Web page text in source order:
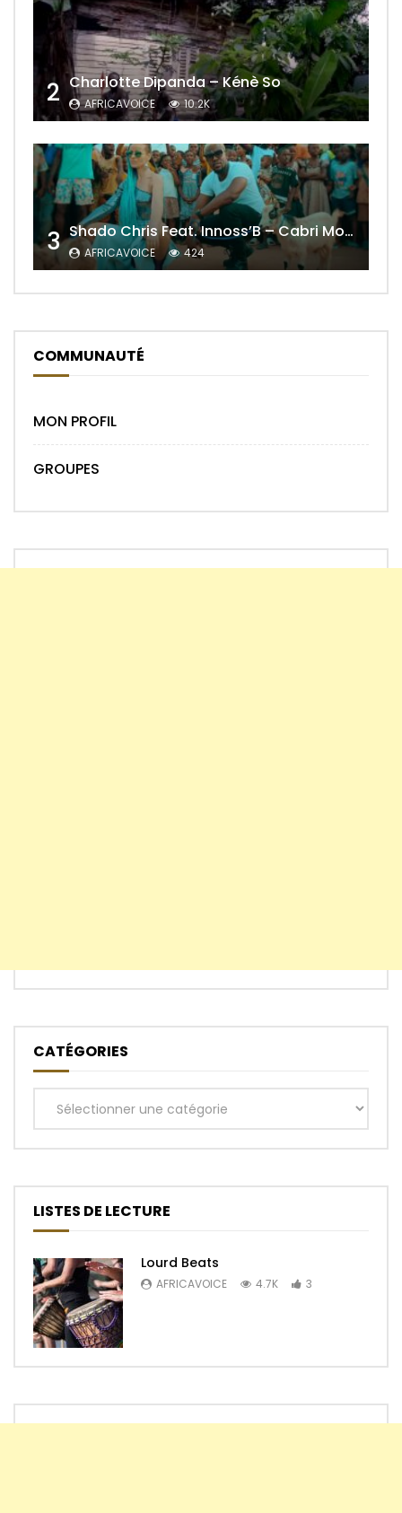
2 Charlotte Dipanda – Kénè So
AFRICAVOICE 10.2K
3 Shado Chris Feat. Innoss’B – Cabri Mort (Remix)
AFRICAVOICE 424
COMMUNAUTÉ
MON PROFIL
GROUPES
CATÉGORIES
Catégories
LISTES DE LECTURE
Lourd Beats
AFRICAVOICE 4.7K 3